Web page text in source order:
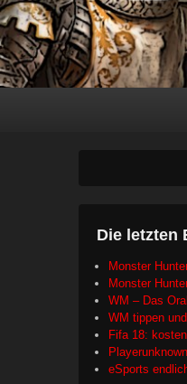
Die letzten
Monster
Monster
WM – Das
WM tippen
Fifa 18:
eSports